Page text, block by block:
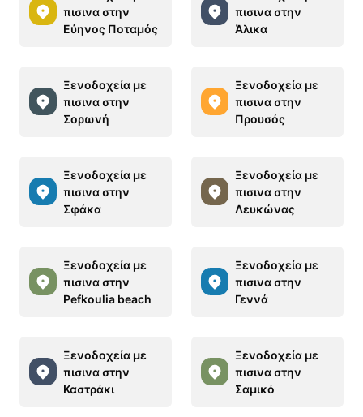
πισινα στην
Εύηνος Ποταμός
πισινα στην
Άλικα
Ξενοδοχεία με
πισινα στην
Σορωνή
Ξενοδοχεία με
πισινα στην
Προυσός
Ξενοδοχεία με
πισινα στην
Σφάκα
Ξενοδοχεία με
πισινα στην
Λευκώνας
Ξενοδοχεία με
πισινα στην
Pefkoulia beach
Ξενοδοχεία με
πισινα στην
Γεννά
Ξενοδοχεία με
πισινα στην
Καστράκι
Ξενοδοχεία με
πισινα στην
Σαμικό